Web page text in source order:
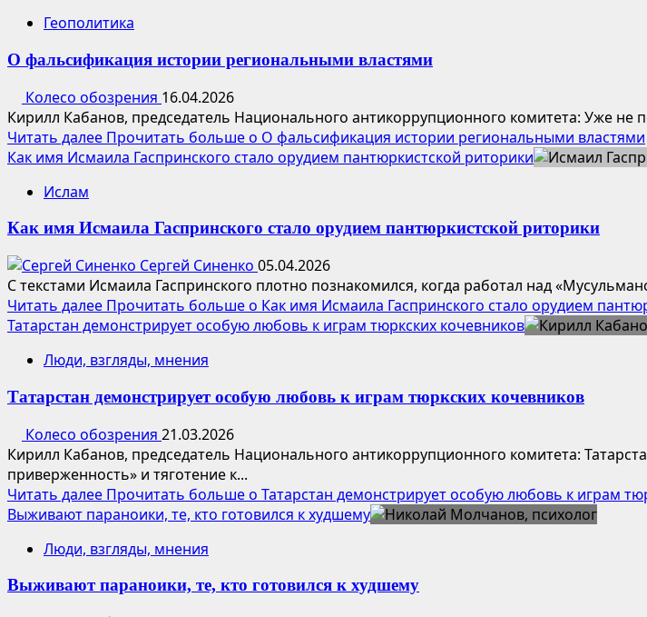
Геополитика
О фальсификация истории региональными властями
Колесо обозрения 16.04.2026
Кирилл Кабанов, председатель Национального антикоррупционного комитета: Уже
Читать далее Прочитать больше о О фальсификация истории региональными властями
Как имя Исмаила Гаспринского стало орудием пантюркистской риторики
Ислам
Как имя Исмаила Гаспринского стало орудием пантюркистской риторики
Сергей Синенко 05.04.2026
С текстами Исмаила Гаспринского плотно познакомился, когда работал над
Читать далее Прочитать больше о Как имя Исмаила Гаспринского стало орудием
Татарстан демонстрирует особую любовь к играм тюркских кочевников
Люди, взгляды, мнения
Татарстан демонстрирует особую любовь к играм тюркских кочевников
Колесо обозрения 21.03.2026
Кирилл Кабанов, председатель Национального антикоррупционного комитета:
приверженность» и тяготение к...
Читать далее Прочитать больше о Татарстан демонстрирует особую любовь к играм
Выживают параноики, те, кто готовился к худшему
Люди, взгляды, мнения
Выживают параноики, те, кто готовился к худшему